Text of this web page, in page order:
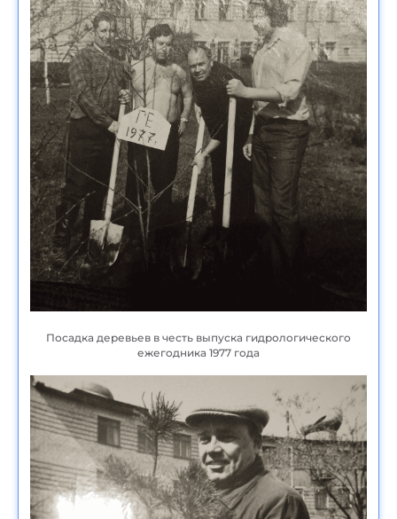
Посадка деревьев в честь выпуска гидрологического
ежегодника 1977 года